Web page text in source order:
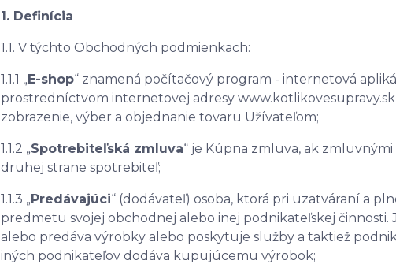
1. Definícia
1.1. V týchto Obchodných podmienkach:
1.1.1 „E-shop“ znamená počítačový program - internetová
prostredníctvom internetovej adresy
zobrazenie, výber a objednanie tovaru Užívateľom;
1.1.2 „Spotrebiteľská zmluva“ je Kúpna zmluva, ak
druhej strane spotrebiteľ;
1.1.3 „Predávajúci“ (dodávateľ) osoba, ktorá pri uzatváraní a
predmetu svojej obchodnej alebo inej podnikateľskej
alebo predáva výrobky alebo poskytuje služby a taktiež
iných podnikateľov dodáva kupujúcemu výrobok;